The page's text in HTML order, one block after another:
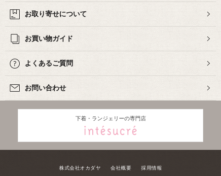
お取り寄せについて
お買い物ガイド
よくあるご質問
お問い合わせ
下着・ランジェリーの専門店
株式会社オカダヤ 会社概要 採用情報